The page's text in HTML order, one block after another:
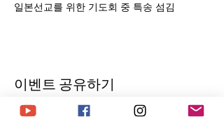
일본선교를 위한 기도회 중 특송 섬김
이벤트 공유하기